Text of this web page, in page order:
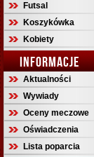
Futsal
Koszykówka
Kobiety
INFORMACJE
Aktualności
Wywiady
Oceny meczowe
Oświadczenia
Lista poparcia